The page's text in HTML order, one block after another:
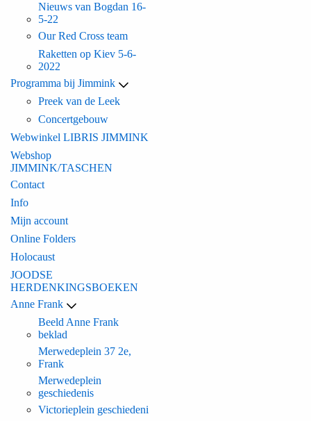
Nieuws van Bogdan 16-
5-22
Our Red Cross team
Raketten op Kiev 5-6-
2022
Programma bij Jimmink
Preek van de Leek
Concertgebouw
Webwinkel LIBRIS JIMMINK
Webshop
JIMMINK/TASCHEN
Contact
Info
Mijn account
Online Folders
Holocaust
JOODSE
HERDENKINGSBOEKEN
Anne Frank
Beeld Anne Frank
beklad
Merwedeplein 37 2e,
Frank
Merwedeplein
geschiedenis
Victorieplein geschiedeni